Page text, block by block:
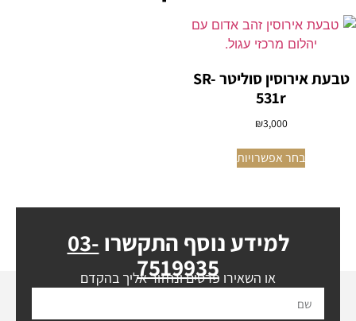
טבעת אירוסין סוליטר SR-
531r
₪3,000
בחר אפשרויות
למידע נוסף התקשרו 03-
7519935
או השאירו פרטים ונחזור אליך בהקדם